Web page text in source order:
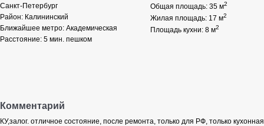
Санкт-Петербург
Район: Калининский
Ближайшее метро: Академическая
Расстояние: 5 мин. пешком
Общая площадь: 35 м2
Жилая площадь: 17 м2
Площадь кухни: 8 м2
Комментарий
КУ,залог. отличное состояние, после ремонта, только для РФ, только